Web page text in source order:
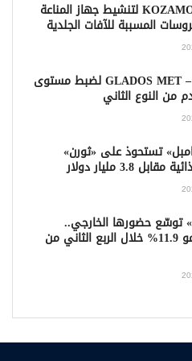
كوزامود – KOZAMOD لتنشيط جهاز المناعة
المسببة للآفات الجلدية
جلادوس مت – GLADOS MET لضبط مستوى
من النوع الثاني
تستحوذ على «ثورن»
3.8 مليار دولار
توسّع حضورها الخارجي..
وصادراتها تنمو 11.9% خلال الربع الثاني من